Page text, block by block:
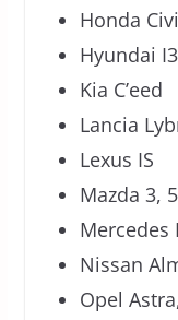
Honda
Hyundai
Kia C’eed
Lancia
Lexus IS
Mazda 3,
Mercedes
Nissan
Opel